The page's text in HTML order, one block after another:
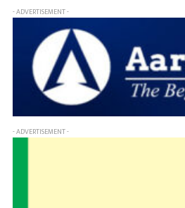
- ADVERTISEMENT -
- ADVERTISEMENT -